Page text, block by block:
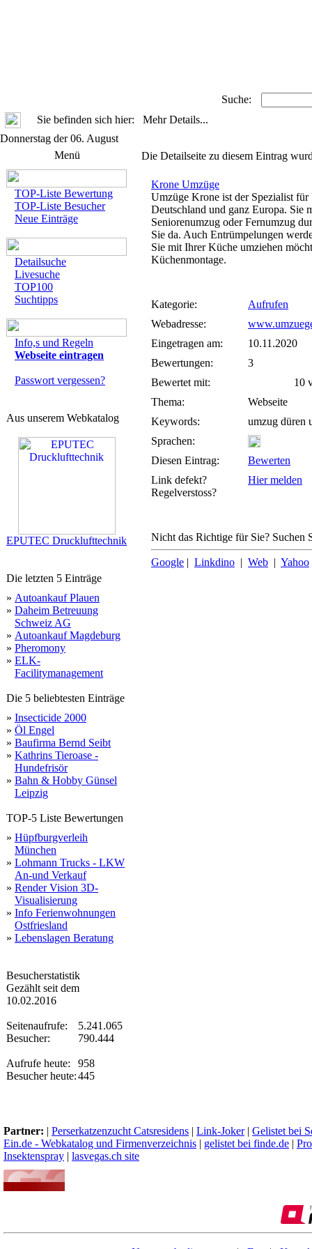
Suche:
Sie befinden sich hier: Mehr Details...
Donnerstag der 06. August
Menü
TOP-Liste Bewertung
TOP-Liste Besucher
Neue Einträge
Detailsuche
Livesuche
TOP100
Suchtipps
Info,s und Regeln
Webseite eintragen
Passwort vergessen?
Aus unserem Webkatalog
EPUTEC Drucklufttechnik
Die letzten 5 Einträge
» Autoankauf Plauen
» Daheim Betreuung
Schweiz AG
» Autoankauf Magdeburg
» Pheromony
» ELK-
Facilitymanagement
Die 5 beliebtesten Einträge
» Insecticide 2000
» Öl Engel
» Baufirma Bernd Seibt
» Kathrins Tieroase -
Hundefrisör
» Bahn & Hobby Günsel
Leipzig
TOP-5 Liste Bewertungen
» Hüpfburgverleih
München
» Lohmann Trucks - LKW
An-und Verkauf
» Render Vision 3D-
Visualisierung
» Info Ferienwohnungen
Ostfriesland
» Lebenslagen Beratung
Besucherstatistik
Gezählt seit dem
10.02.2016
Seitenaufrufe:
Besucher:
Aufrufe heute:
Besucher heute:
5.241.065
790.444
958
445
Die Detailseite zu diesem Eintrag
Krone Umzüge
Umzüge Krone ist der Spezialist
Deutschland und ganz Europa. Sie
Seniorenumzug oder Fernumzug
Sie da. Auch Entrümpelungen
Sie mit Ihrer Küche umziehen
Küchenmontage.
Kategorie:
Aufrufen
Webadresse:
Eingetragen am:
10.11.2020
Bewertungen:
3
Bewertet mit:
10
Thema:
Webseite
Keywords:
umzug düren
Sprachen:
Diesen Eintrag:
Bewerten
Link defekt?
Regelverstoss?
Hier melden
Nicht das Richtige für Sie? Suchen
Google | Linkdino | Web | Yahoo
Partner: | Perserkatzenzucht Catsresidens | Link-Joker| Gelistet bei
Ein.de - Webkatalog und Firmenverzeichnis | gelistet bei finde.de |
Insektenspray | lasvegas.ch site